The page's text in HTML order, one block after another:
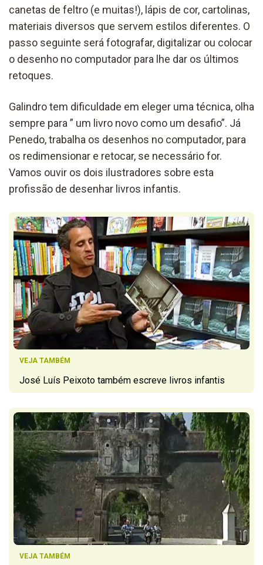
canetas de feltro (e muitas!), lápis de cor, cartolinas,
materiais diversos que servem estilos diferentes. O
passo seguinte será fotografar, digitalizar ou colocar
o desenho no computador para lhe dar os últimos
retoques.
Galindro tem dificuldade em eleger uma técnica, olha
sempre para ” um livro novo como um desafio”. Já
Penedo, trabalha os desenhos no computador, para
os redimensionar e retocar, se necessário for.
Vamos ouvir os dois ilustradores sobre esta
profissão de desenhar livros infantis.
VEJA TAMBÉM
José Luís Peixoto também escreve livros infantis
VEJA TAMBÉM